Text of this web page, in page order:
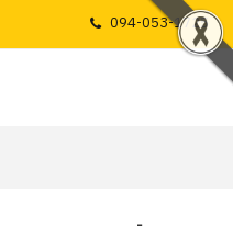
094-053-1725